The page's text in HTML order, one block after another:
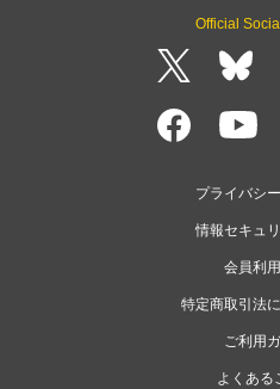
Official
プライバシ
情報セキュ
会員利
特定商取引法
ご利用
よくある